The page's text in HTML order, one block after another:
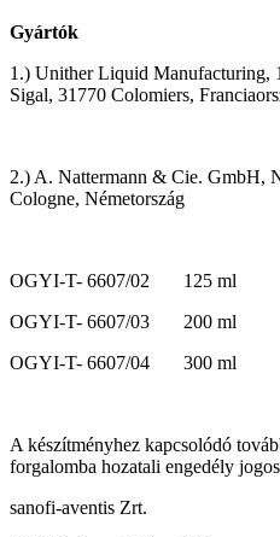
Gyártók
1.) Unither Liquid Manufacturing,
Sigal, 31770 Colomiers,
2.) A. Nattermann & Cie. GmbH,
Cologne, Németország
OGYI-T- 6607/02 125 ml
OGYI-T- 6607/03 200 ml
OGYI-T- 6607/04 300 ml
A készítményhez kapcsolódó
forgalomba hozatali engedély
sanofi-aventis Zrt.